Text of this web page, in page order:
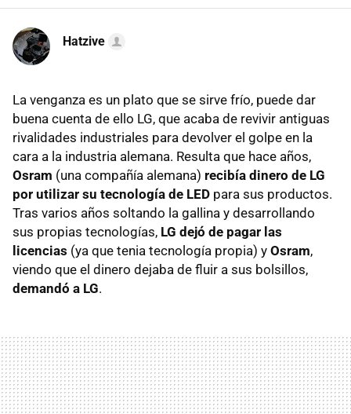
Hatzive
La venganza es un plato que se sirve frío, puede dar
buena cuenta de ello LG, que acaba de revivir antiguas
rivalidades industriales para devolver el golpe en la
cara a la industria alemana. Resulta que hace años,
Osram (una compañía alemana) recibía dinero de LG
por utilizar su tecnología de LED para sus productos.
Tras varios años soltando la gallina y desarrollando
sus propias tecnologías, LG dejó de pagar las
licencias (ya que tenia tecnología propia) y Osram,
viendo que el dinero dejaba de fluir a sus bolsillos,
demandó a LG.